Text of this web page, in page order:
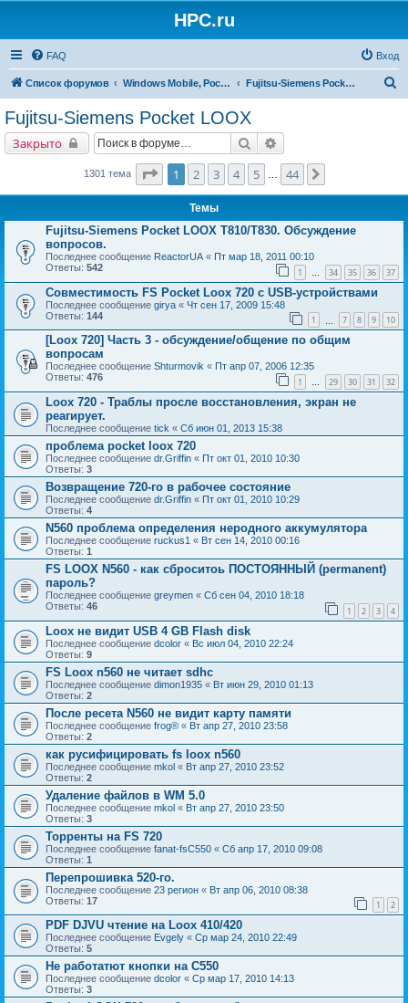
HPC.ru
FAQ Вход
Список форумов Windows Mobile, Pocket PC, MS Smartphone Fujitsu-Siemens Pocket LOOX
Fujitsu-Siemens Pocket LOOX
Закрыто Поиск
1301 тема Страница1 из
1 2 3 4 5 44
Темы
Fujitsu-Siemens Pocket LOOX T810/T830. Обсуждение
вопросов.
Последнее сообщение ReactorUA « Пт мар 18, 2011 00:10
Ответы: 542 1 … 34 35 36 37
Совместимость FS Pocket Loox 720 с USB-устройствами
Последнее сообщение girya « Чт сен 17, 2009 15:48
Ответы: 144 1 7 8 9 10
[Loox 720] Часть 3 - обсуждение/общение по общим
вопросам
Последнее сообщение Shturmovik « Пт апр 07, 2006 12:35
Ответы: 476 1 … 29 30 31 32
Loox 720 - Траблы просле восстановления, экран не
реагирует.
Последнее сообщение tick « Сб июн 01, 2013 15:38
проблема pocket loox 720
Последнее сообщение dr.Griffin « Пт окт 01, 2010 10:30
Ответы: 3
Возвращение 720-го в рабочее состояние
Последнее сообщение dr.Griffin « Пт окт 01, 2010 10:29
Ответы: 4
N560 проблема определения неродного аккумулятора
Последнее сообщение ruckus1 « Вт сен 14, 2010 00:16
Ответы: 1
FS LOOX N560 - как сброситоь ПОСТОЯННЫЙ (permanent)
пароль?
Последнее сообщение greymen « Сб сен 04, 2010 18:18
Ответы: 46 1 2 3 4
Loox не видит USB 4 GB Flash disk
Последнее сообщение dcolor « Вс июл 04, 2010 22:24
Ответы: 9
FS Loox n560 не читает sdhc
Последнее сообщение dimon1935 « Вт июн 29, 2010 01:13
Ответы: 2
После ресета N560 не видит карту памяти
Последнее сообщение frog® « Вт апр 27, 2010 23:58
Ответы: 2
как русифицировать fs loox n560
Последнее сообщение mkol « Вт апр 27, 2010 23:52
Ответы: 2
Удаление файлов в WM 5.0
Последнее сообщение mkol « Вт апр 27, 2010 23:50
Ответы: 3
Торренты на FS 720
Последнее сообщение fanat-fsC550 « Сб апр 17, 2010 09:08
Ответы: 1
Перепрошивка 520-го.
Последнее сообщение 23 регион « Вт апр 06, 2010 08:38
Ответы: 17 1 2
PDF DJVU чтение на Loox 410/420
Последнее сообщение Evgely « Ср мар 24, 2010 22:49
Ответы: 5
Не работатют кнопки на C550
Последнее сообщение dcolor « Ср мар 17, 2010 14:13
Ответы: 3